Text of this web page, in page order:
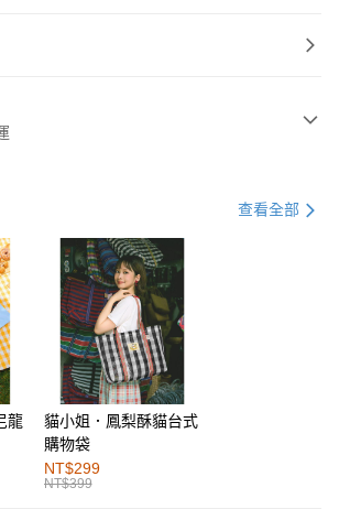
含以上)免運費
查看全部
龍
貓小姐．鳳梨酥貓台式
購物袋
NT$299
NT$399